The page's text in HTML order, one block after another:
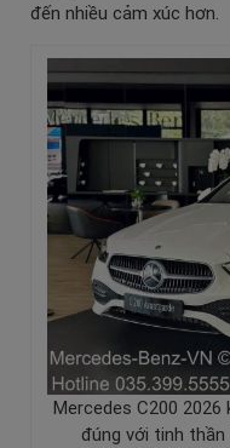
đến nhiều cảm xúc hơn.
Mercedes C200
đúng với tinh